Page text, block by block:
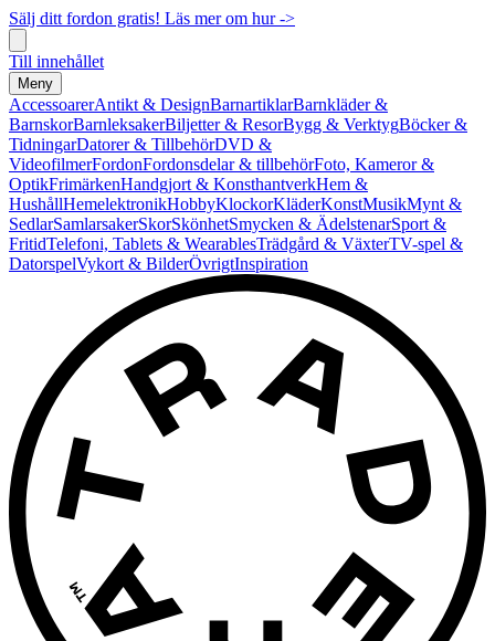
Sälj ditt fordon gratis! Läs mer om hur ->
Till innehållet
Meny
AccessoarerAntikt & DesignBarnartiklarBarnkläder &
BarnskorBarnleksakerBiljetter & ResorBygg & VerktygBöcker &
TidningarDatorer & TillbehörDVD &
VideofilmerFordonFordonsdelar & tillbehörFoto, Kameror &
OptikFrimärkenHandgjort & KonsthantverkHem &
HushållHemelektronikHobbyKlockorKläderKonstMusikMynt &
SedlarSamlarsakerSkorSkönhetSmycken & ÄdelstenarSport &
FritidTelefoni, Tablets & WearablesTrädgård & VäxterTV-spel &
DatorspelVykort & BilderÖvrigtInspiration